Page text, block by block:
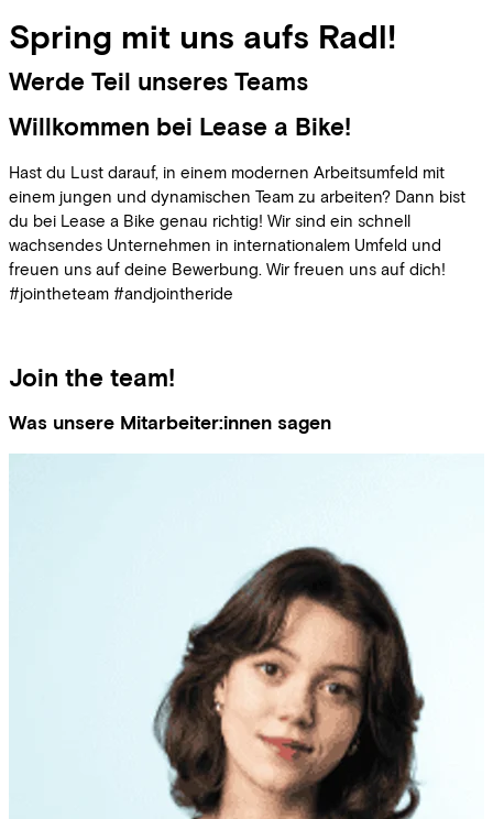
Spring mit uns aufs Radl!
Werde Teil unseres Teams
Willkommen bei Lease a Bike!
Hast du Lust darauf, in einem modernen Arbeitsumfeld mit
einem jungen und dynamischen Team zu arbeiten? Dann bist
du bei Lease a Bike genau richtig! Wir sind ein schnell
wachsendes Unternehmen in internationalem Umfeld und
freuen uns auf deine Bewerbung. Wir freuen uns auf dich!
#jointheteam #andjointheride
Join the team!
Was unsere Mitarbeiter:innen sagen